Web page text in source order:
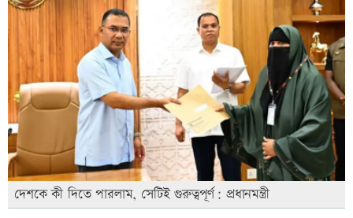
দেশকে কী দিতে পারলাম, সেটিই গুরুত্বপূর্ণ: প্রধানমন্ত্রী